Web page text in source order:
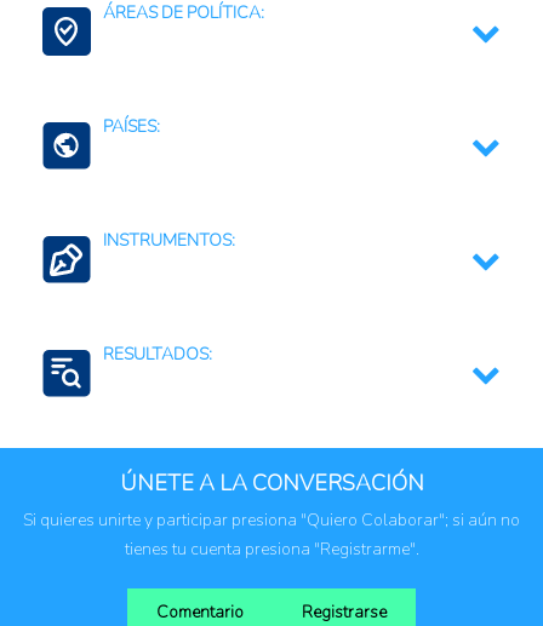
ÁREAS DE POLÍTICA:
PAÍSES:
INSTRUMENTOS:
Incidencia en políticas públicas
Regulaciones, normativas y marcos jurídicos
RESULTADOS:
ÚNETE A LA CONVERSACIÓN
Si quieres unirte y participar presiona "Quiero Colaborar"; si aún no
tienes tu cuenta presiona "Registrarme".
Comentario Registrarse